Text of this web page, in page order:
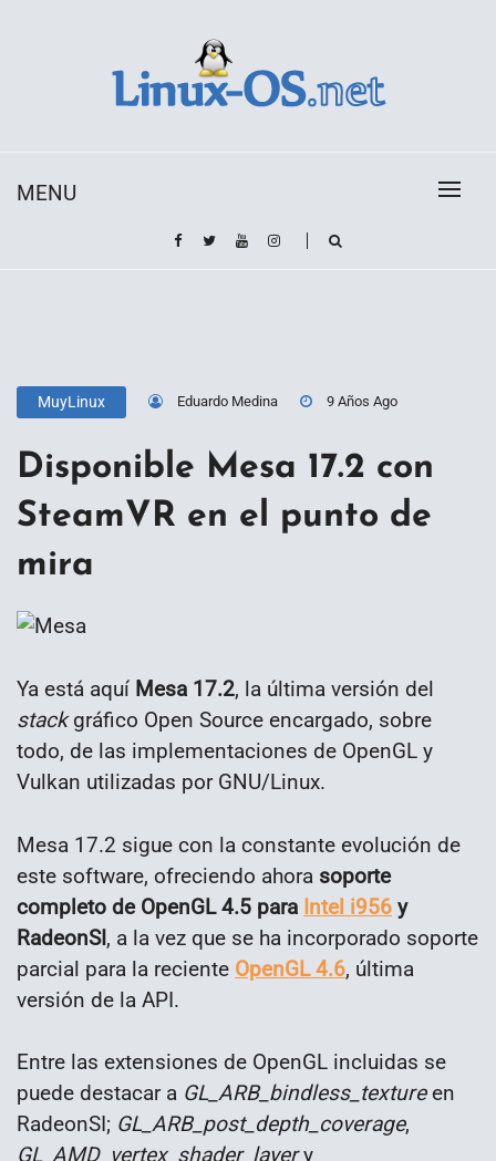
MENU
MuyLinux Eduardo Medina 9 Años Ago
Disponible Mesa 17.2 con
SteamVR en el punto de
mira
Ya está aquí Mesa 17.2, la última versión del
stackgráfico Open Source encargado, sobre
todo, de las implementaciones de OpenGL y
Vulkan utilizadas por GNU/Linux.
Mesa 17.2 sigue con la constante evolución de
este software, ofreciendo ahora soporte
completo de OpenGL 4.5 para Intel i956 y
RadeonSI, a la vez que se ha incorporado soporte
parcial para la reciente OpenGL 4.6, última
versión de la API.
Entre las extensiones de OpenGL incluidas se
puede destacar a GL_ARB_bindless_textureen
RadeonSI; GL_ARB_post_depth_coverage,
GL_AMD_vertex_shader_layery